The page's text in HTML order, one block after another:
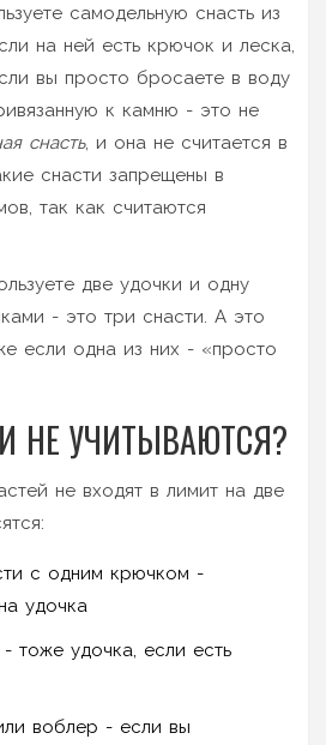
самодельную снасть из
на ней есть крючок и леска,
вы просто бросаете в воду
к камню - это не
снасть, и она не считается в
снасти запрещены в
так как считаются
две удочки и одну
- это три снасти. А это
если одна из них - «просто
НЕ УЧИТЫВАЮТСЯ?
не входят в лимит на две
с одним крючком -
удочка
тоже удочка, если есть
воблер - если вы